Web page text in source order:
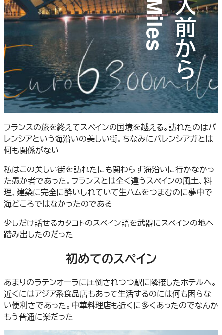
一人は辛い。
フランスの旅を終えてスペインの国境を越える。訪れたのはバ
レンシアという海沿いの美しい街。ちなみにバレンシアガとは
何も関係がない
私はこの美しい街を訪れたにも関わらず海沿いに行かなかっ
た愚か者であった。フランスとは全く違うスペインの風土、料
理、建築に完全に酔いしれていて生ハムをつまむのに夢中で
海どころではなかったのである
少しだけ話せるカタコトのスペイン語を武器にスペインの地へ
踏み出したのだった
初めてのスペイン
あまりのラテンオーラに圧倒されつつ駅に隣接したホテルへ。
近くにはアジア系食品店もあって生活するのには何も困らな
い便利さであった。中華料理店も近くに多くあったのでなんか
もう普通に楽だった